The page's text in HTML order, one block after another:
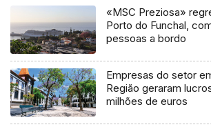
«MSC Preziosa»
Porto do Funchal,
pessoas a bordo
Empresas do setor
Região geraram
milhões de euros